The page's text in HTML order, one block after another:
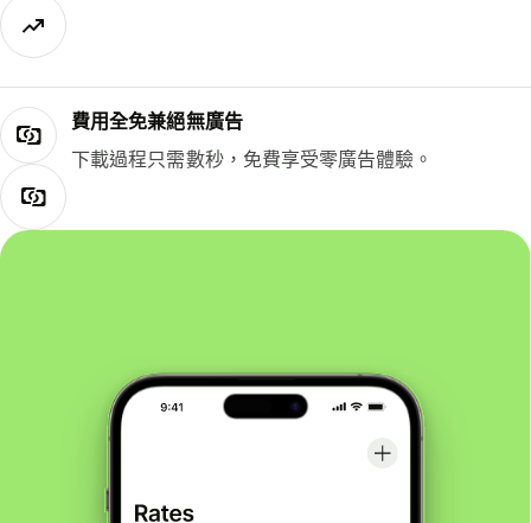
費用全免兼絕無廣告
下載過程只需數秒，免費享受零廣告體驗。